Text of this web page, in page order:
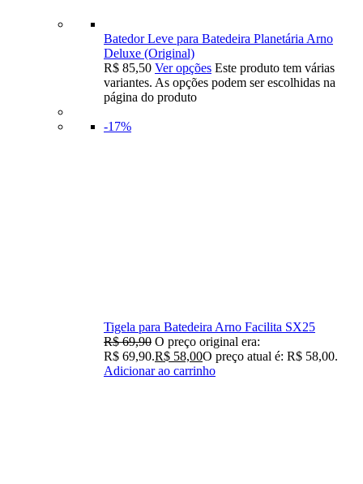
Batedor Leve para Batedeira Planetária Arno
Deluxe (Original)
R$ 85,50 Ver opções Este produto tem várias
variantes. As opções podem ser escolhidas na
página do produto
-17%
Tigela para Batedeira Arno Facilita SX25
R$69,90 O preço original era:
R$ 69,90.R$ 58,00O preço atual é: R$ 58,00.
Adicionar ao carrinho